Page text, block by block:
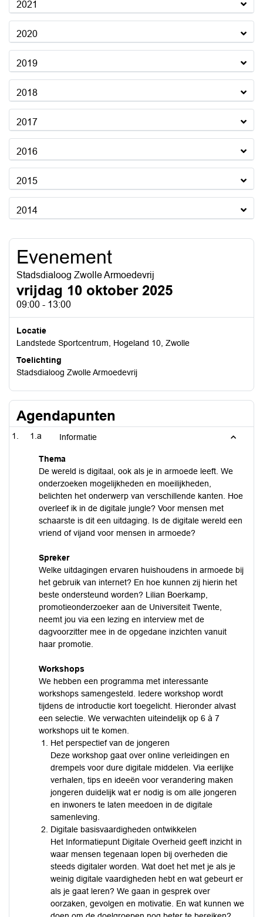
2021
2020
2019
2018
2017
2016
2015
2014
Evenement
Stadsdialoog Zwolle Armoedevrij
vrijdag 10 oktober 2025
09:00 - 13:00
Locatie
Landstede Sportcentrum, Hogeland 10, Zwolle
Toelichting
Stadsdialoog Zwolle Armoedevrij
Agendapunten
1.a Informatie
Thema
De wereld is digitaal, ook als je in armoede leeft. We
onderzoeken mogelijkheden en moeilijkheden,
belichten het onderwerp van verschillende kanten. Hoe
overleef ik in de digitale jungle? Voor mensen met
schaarste is dit een uitdaging. Is de digitale wereld een
vriend of vijand voor mensen in armoede?
Spreker
Welke uitdagingen ervaren huishoudens in armoede bij
het gebruik van internet? En hoe kunnen zij hierin het
beste ondersteund worden? Lilian Boerkamp,
promotieonderzoeker aan de Universiteit Twente,
neemt jou via een lezing en interview met de
dagvoorzitter mee in de opgedane inzichten vanuit
haar promotie.
Workshops
We hebben een programma met interessante
workshops samengesteld. Iedere workshop wordt
tijdens de introductie kort toegelicht. Hieronder alvast
een selectie. We verwachten uiteindelijk op 6 à 7
workshops uit te komen.
Het perspectief van de jongeren
Deze workshop gaat over online verleidingen en
drempels voor dure digitale middelen. Via eerlijke
verhalen, tips en ideeën voor verandering maken
jongeren duidelijk wat er nodig is om alle jongeren
en inwoners te laten meedoen in de digitale
samenleving.
Digitale basisvaardigheden ontwikkelen
Het Informatiepunt Digitale Overheid geeft inzicht in
waar mensen tegenaan lopen bij overheden die
steeds digitaler worden. Wat doet het met je als je
weinig digitale vaardigheden hebt en wat gebeurt er
als je gaat leren? We gaan in gesprek over
oorzaken, gevolgen en motivatie. En wat kunnen we